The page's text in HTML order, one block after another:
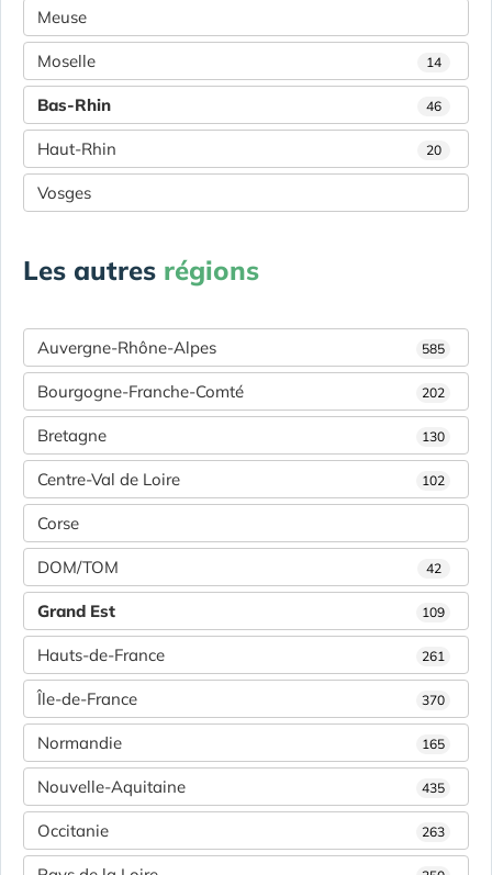
Meuse
Moselle 14
Bas-Rhin 46
Haut-Rhin 20
Vosges
Les autres régions
Auvergne-Rhône-Alpes 585
Bourgogne-Franche-Comté 202
Bretagne 130
Centre-Val de Loire 102
Corse
DOM/TOM 42
Grand Est 109
Hauts-de-France 261
Île-de-France 370
Normandie 165
Nouvelle-Aquitaine 435
Occitanie 263